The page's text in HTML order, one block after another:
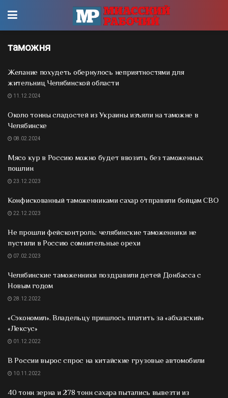
таможня
Желание похудеть обернулось неприятностями для
жительниц Челябинской области
11.12.2024
Около тонны сладостей из Украины изъяли на таможне в
Челябинске
08.02.2024
Мясо кур в Россию можно будет ввозить без таможенных
пошлин
23.12.2023
Конфискованный таможенниками сахар отправили бойцам СВО
22.12.2023
Не прошли фейсконтроль: челябинские таможенники не
пустили в Россию сомнительные орехи
07.02.2023
Челябинские таможенники поздравили детей Донбасса с
Новым годом
28.12.2022
«Сэкономил». Владельцу пришлось платить за «абхазский»
«Лексус»
01.12.2022
В России вырос спрос на китайские грузовые автомобили
10.11.2022
40 тонн зерна и 278 тонн сахара пытались вывезти из